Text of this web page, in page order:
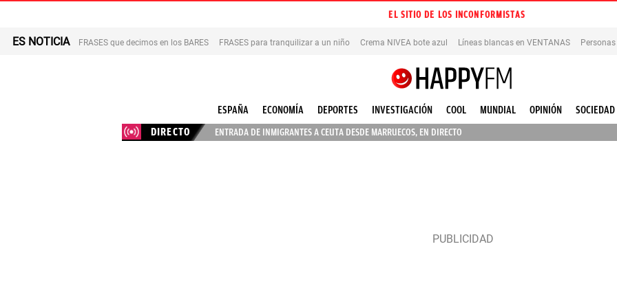
EL SITIO DE LOS INCONFORMISTAS
ES NOTICIA FRASES que decimos en los BARES FRASES para tranquilizar a un niño Crema NIVEA bote azul Líneas blancas en VENTANAS Personas
ESPAÑA ECONOMÍA DEPORTES INVESTIGACIÓN COOL MUNDIAL OPINIÓN SOCIEDAD
DIRECTO
ENTRADA DE INMIGRANTES A CEUTA DESDE MARRUECOS, EN DIRECTO